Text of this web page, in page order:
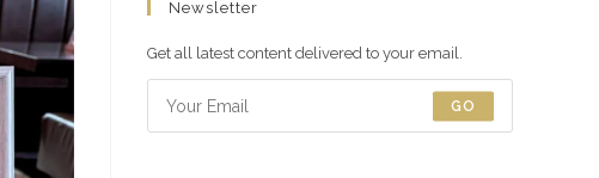
en
una
nueva
pestaña
una
nueva
pestaña
una
nueva
una
nueva
Newsletter
Get all latest content delivered to your email.
GO